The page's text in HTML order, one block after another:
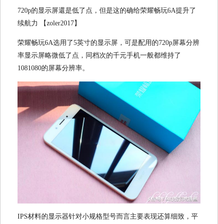
720p的显示屏還是低了点，但是这的确给荣耀畅玩6A提升了
续航力 【zoler2017】
荣耀畅玩6A选用了5英寸的显示屏，可是配用的720p屏幕分辨
率显示屏略微低了点，同档次的千元手机一般都维持了
1081080的屏幕分辨率。
IPS材料的显示器针对小规格型号而言主要表现还算细致，平